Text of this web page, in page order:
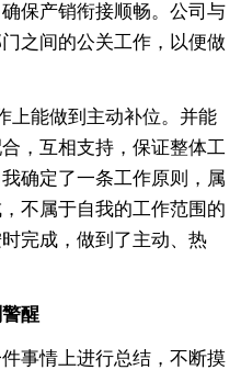
保产销衔接顺畅。公司与
之间的公关工作，以便做
能做到主动补位。并能
，互相支持，保证整体工
确定了一条工作原则，属
不属于自我的工作范围的
完成，做到了主动、热
醒
情上进行总结，不断摸